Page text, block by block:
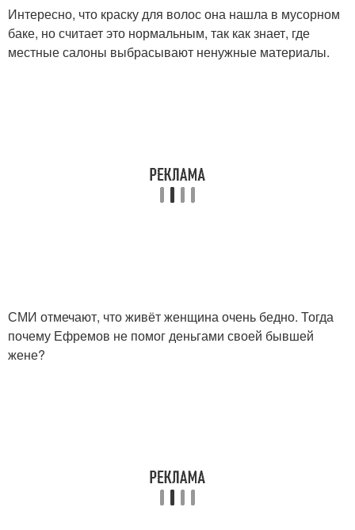
Интересно, что краску для волос она нашла в мусорном
баке, но считает это нормальным, так как знает, где
местные салоны выбрасывают ненужные материалы.
СМИ отмечают, что живёт женщина очень бедно. Тогда
почему Ефремов не помог деньгами своей бывшей
жене?